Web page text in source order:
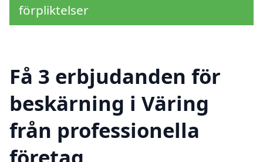
förpliktelser
Få 3 erbjudanden för
beskärning i Väring
från professionella